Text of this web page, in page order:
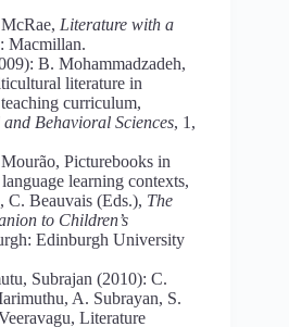
Literature with a
Macmillan.
B. Mohammadzadeh,
literature in
curriculum,
Behavioral Sciences, 1,
Picturebooks in
learning contexts,
Beauvais (Eds.), The
to Children’s
Edinburgh University
Subrajan (2010): C.
A. Subrayan, S.
Literature